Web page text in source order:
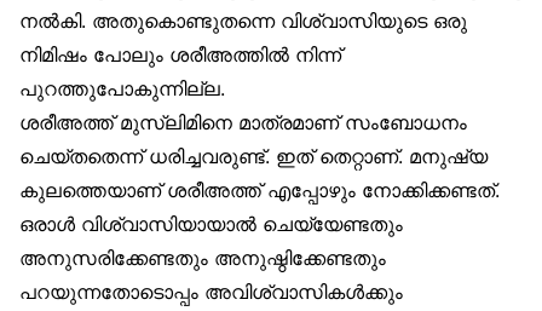
നൽകി. അതുകൊണ്ടുതന്നെ വിശ്വാസിയുടെ ഒരു
നിമിഷം പോലും ശരീഅത്തിൽ നിന്ന്
പുറത്തുപോകുന്നില്ല.
ശരീഅത്ത് മുസ്‌ലിമിനെ മാത്രമാണ് സംബോധനം
ചെയ്തതെന്ന് ധരിച്ചവരുണ്ട്. ഇത് തെറ്റാണ്. മനുഷ്യ
കുലത്തെയാണ് ശരീഅത്ത് എപ്പോഴും നോക്കിക്കണ്ടത്.
ഒരാൾ വിശ്വാസിയായാൽ ചെയ്യേണ്ടതും
അനുസരിക്കേണ്ടതും അനുഷ്ഠിക്കേണ്ടതും
പറയുന്നതോടൊപ്പം അവിശ്വാസികൾക്കും